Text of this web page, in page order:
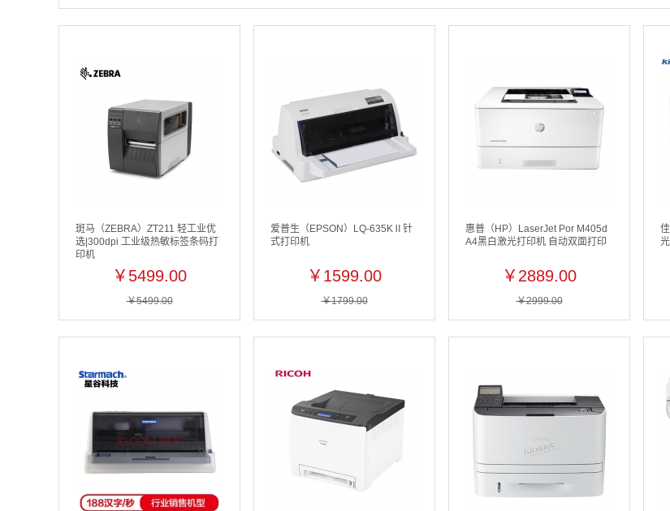
斑马（ZEBRA）ZT211 轻工业优
选|300dpi 工业级热敏标签条码打
印机
￥5499.00
￥5499.00
爱普生（EPSON）LQ-635KⅡ针
式打印机
￥1599.00
￥1799.00
惠普（HP）LaserJet Por M405d
A4黑白激光打印机 自动双面打印
￥2889.00
￥2999.00